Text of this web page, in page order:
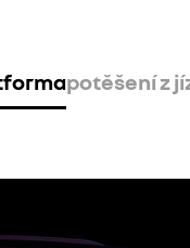
potěšení z